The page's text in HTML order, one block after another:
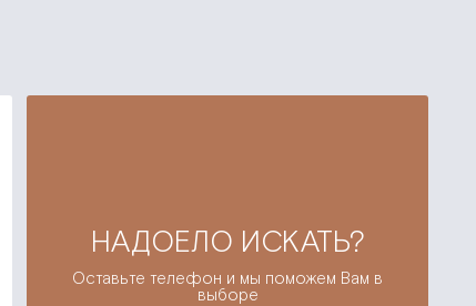
НАДОЕЛО ИСКАТЬ?
Оставьте телефон и мы поможем Вам в
выборе